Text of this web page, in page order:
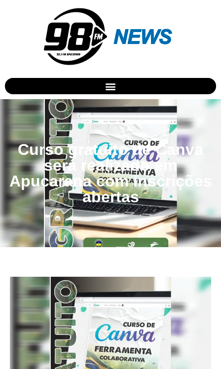
Curso gratuito de Canva
será realizado em
Apucarana com inscrições
abertas